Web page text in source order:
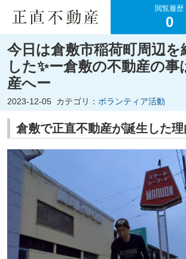
閲覧履歴
0
今日は倉敷市稲荷町周辺を
した✨ー倉敷の不動産の事
産へー
2023-12-05 カテゴリ： ボランティア活動
倉敷で正直不動産が誕生した理